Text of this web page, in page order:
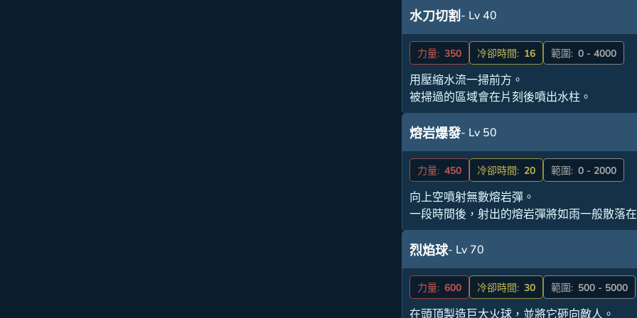
水刀切割- Lv 40
力量: 350 冷卻時間: 16 範圍: 0 - 4000
用壓縮水流一掃前方。
被掃過的區域會在片刻後噴出水柱。
熔岩爆發- Lv 50
力量: 450 冷卻時間: 20 範圍: 0 - 2000
向上空噴射無數熔岩彈。
一段時間後，射出的熔岩彈將如雨一般散落
烈焰球- Lv 70
力量: 600 冷卻時間: 30 範圍: 500 - 5000
在頭頂製造巨大火球，並將它砸向敵人。